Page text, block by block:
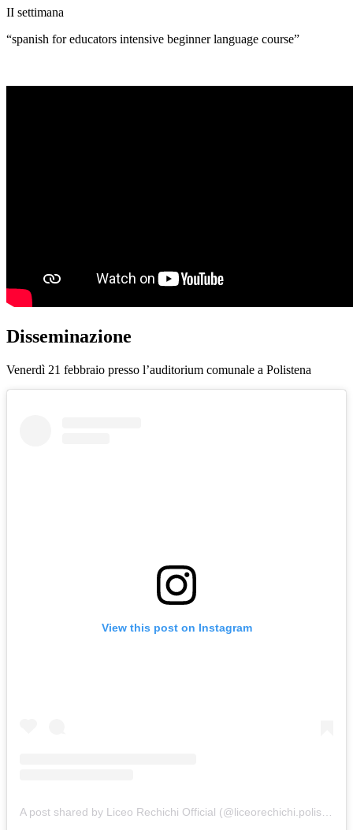
II settimana
“spanish for educators intensive beginner language course”
Disseminazione
Venerdì 21 febbraio presso l’auditorium comunale a Polistena
View this post on Instagram
A post shared by Liceo Rechichi Official (@liceorechichi.polistena)